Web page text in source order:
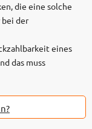
die eine solche
der
eines
das muss